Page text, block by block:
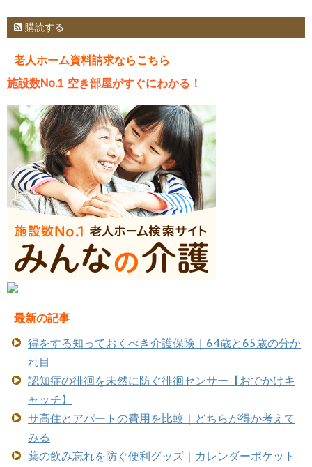
購読する
老人ホーム資料請求ならこちら
施設数No.1 空き部屋がすぐにわかる！
最新の記事
得をする知っておくべき介護保険｜64歳と65歳の分か
れ目
認知症の徘徊を未然に防ぐ徘徊センサー【おでかけキ
ャッチ】
サ高住とアパートの費用を比較｜どちらが得か考えて
みる
薬の飲み忘れを防ぐ便利グッズ｜カレンダーポケット